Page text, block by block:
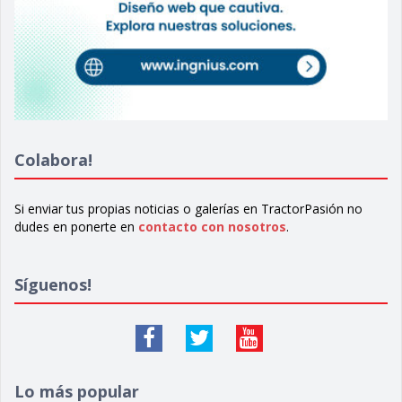
Colabora!
Si enviar tus propias noticias o galerías en TractorPasión no
dudes en ponerte en contacto con nosotros.
Síguenos!
Lo más popular